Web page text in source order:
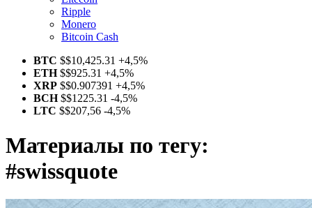
Ripple
Monero
Bitcoin Cash
BTC $$10,425.31 +4,5%
ETH$$925.31 +4,5%
XRP $$0.907391 +4,5%
BCH$$1225.31 -4,5%
LTC $$207,56 -4,5%
Материалы по тегу:
#swissquote